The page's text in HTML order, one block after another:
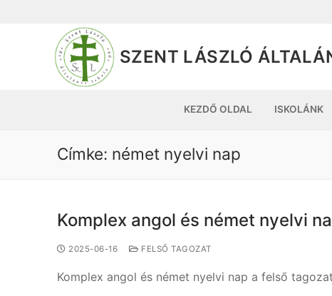
SZENT LÁSZLÓ
KEZDŐ OLDAL ISKOLÁNK
Címke: német nyelvi nap
Komplex angol és német nyelvi
2025-06-16 FELSŐ TAGOZAT
Komplex angol és német nyelvi nap a felső